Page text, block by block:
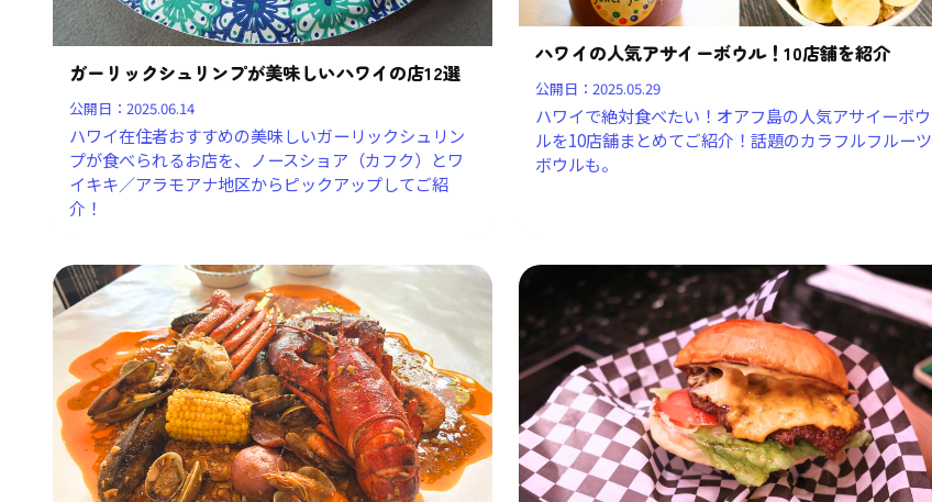
ガーリックシュリンプが美味しいハワイの店12選
公開日：2025.06.14
ハワイ在住者おすすめの美味しいガーリックシュリン
プが食べられるお店を、ノースショア（カフク）とワ
イキキ／アラモアナ地区からピックアップしてご紹
介！
ハワイの人気アサイーボウル！10店舗を紹介
公開日：2025.05.29
ハワイで絶対食べたい！オアフ島の人気アサイーボウ
ルを10店舗まとめてご紹介！話題のカラフルフルーツ
ボウルも。